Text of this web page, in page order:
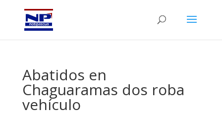
Abatidos en
Chaguaramas dos roba
vehículo